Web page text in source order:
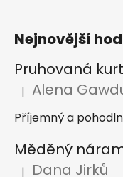
Nejnovější
Pruhovaná
Hodnocení
| Alena
Příjemný a
| Dana Jirků